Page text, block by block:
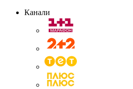
Канали